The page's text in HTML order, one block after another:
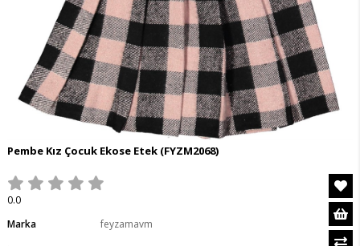
Pembe Kız Çocuk Ekose Etek (FYZM2068)
0.0
Marka
feyzamavm